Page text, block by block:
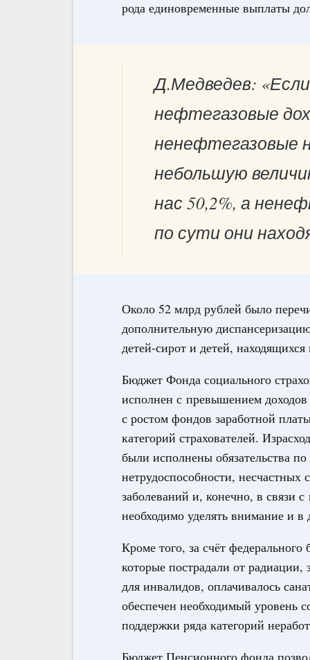
рода единовременные выплаты
Д.Медведев:
нефтегазовые
ненефтегазовые
небольшую
нас 50,2%, а
по сути они
Около 52 млрд рублей было
дополнительную
детей-сирот и детей,
Бюджет Фонда социального
исполнен с превышением
с ростом фондов заработной
категорий страхователей.
были исполнены обязательства
нетрудоспособности, несчастных
заболеваний и, конечно, в связи
необходимо уделять внимание и
Кроме того, за счёт
которые пострадали от радиации,
для инвалидов, оплачивалось
обеспечен необходимый уровень
поддержки ряда категорий
Бюджет Пенсионного фонда